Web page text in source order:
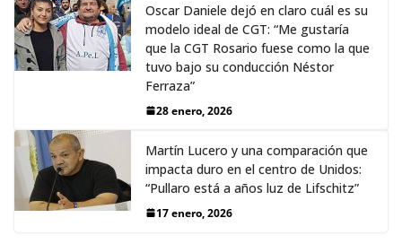
Oscar Daniele dejó en claro cuál es su
modelo ideal de CGT: “Me gustaría
que la CGT Rosario fuese como la que
tuvo bajo su conducción Néstor
Ferraza”
28 enero, 2026
Martín Lucero y una comparación que
impacta duro en el centro de Unidos:
“Pullaro está a años luz de Lifschitz”
17 enero, 2026